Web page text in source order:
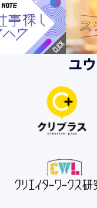
当社に対し、電子
て、ご提供いただ
いただきます。
・当社等へアクセ
す。これらの情報
話の種類、IPアド
【個人情報の利用目
当社は、個人情報
第１項及び
＜個人情報の利用目
ユ